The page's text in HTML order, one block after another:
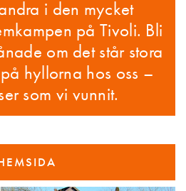
i den mycket
på Tivoli. Bli
om det står stora
hyllorna hos oss –
som vi vunnit.